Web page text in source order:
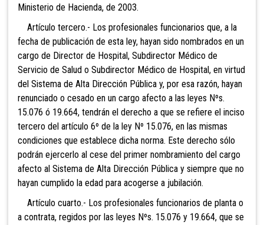
Ministerio de Hacienda, de 2003.
Artículo tercero.- Los profesionales funcionarios que, a la
fecha de publicación de esta ley, hayan sido nombrados en un
cargo de Director de Hospital, Subdirector Médico de
Servicio de Salud o Subdirector Médico de Hospital, en virtud
del Sistema de Alta Dirección Pública y, por esa razón, hayan
renunciado o cesado en un cargo afecto a las leyes Nºs.
15.076 ó 19.664, tendrán el derecho a que se refiere el inciso
tercero del artículo 6º de la ley Nº 15.076, en las mismas
condiciones que establece dicha norma. Este derecho sólo
podrán ejercerlo al cese del primer nombramiento del cargo
afecto al Sistema de Alta Dirección Pública y siempre que no
hayan cumplido la edad para acogerse a jubilación.
Artículo cuarto.- Los profesionales funcionarios de planta o
a contrata, regidos por las leyes Nºs. 15.076 y 19.664, que se